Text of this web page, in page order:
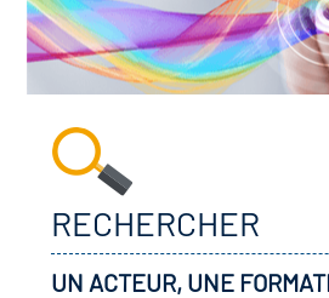
RECHERCHER
UN ACTEUR, UNE